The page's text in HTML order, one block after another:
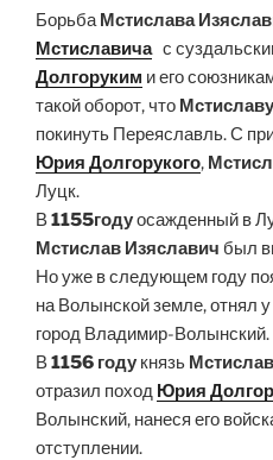
Борьба Мстислава
Мстиславичас
Долгоруким и его
такой оборот, что
покинуть Переяславль. С
Юрия Долгорукого,
Луцк.
В1155годуосажденный в
Мстислав Изяславич был
Но уже в следующем году
на Волынской земле, отнял
город Владимир-Волынский.
В1156 году князь
отразил поход Юрия
Волынский, нанеся его
отступлении.